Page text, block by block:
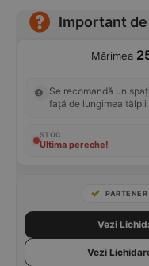
Important
Mărimea
Se recomandă un
față de lungimea tălpii
STOC
Ultima pereche!
Vezi
Vezi